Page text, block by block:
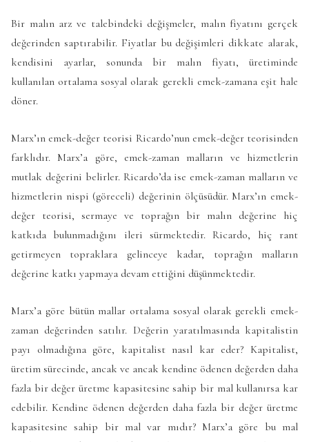
Bir malın arz ve talebindeki değişmeler, malın fiyatını gerçek
değerinden saptırabilir. Fiyatlar bu değişimleri dikkate alarak,
kendisini ayarlar, sonunda bir malın fiyatı, üretiminde
kullanılan ortalama sosyal olarak gerekli emek-zamana eşit hale
döner.
Marx’ın emek-değer teorisi Ricardo’nun emek-değer teorisinden
farklıdır. Marx’a göre, emek-zaman malların ve hizmetlerin
mutlak değerini belirler. Ricardo’da ise emek-zaman malların ve
hizmetlerin nispi (göreceli) değerinin ölçüsüdür. Marx’ın emek-
değer teorisi, sermaye ve toprağın bir malın değerine hiç
katkıda bulunmadığını ileri sürmektedir. Ricardo, hiç rant
getirmeyen topraklara gelinceye kadar, toprağın malların
değerine katkı yapmaya devam ettiğini düşünmektedir.
Marx’a göre bütün mallar ortalama sosyal olarak gerekli emek-
zaman değerinden satılır. Değerin yaratılmasında kapitalistin
payı olmadığına göre, kapitalist nasıl kar eder? Kapitalist,
üretim sürecinde, ancak ve ancak kendine ödenen değerden daha
fazla bir değer üretme kapasitesine sahip bir mal kullanırsa kar
edebilir. Kendine ödenen değerden daha fazla bir değer üretme
kapasitesine sahip bir mal var mıdır? Marx’a göre bu mal